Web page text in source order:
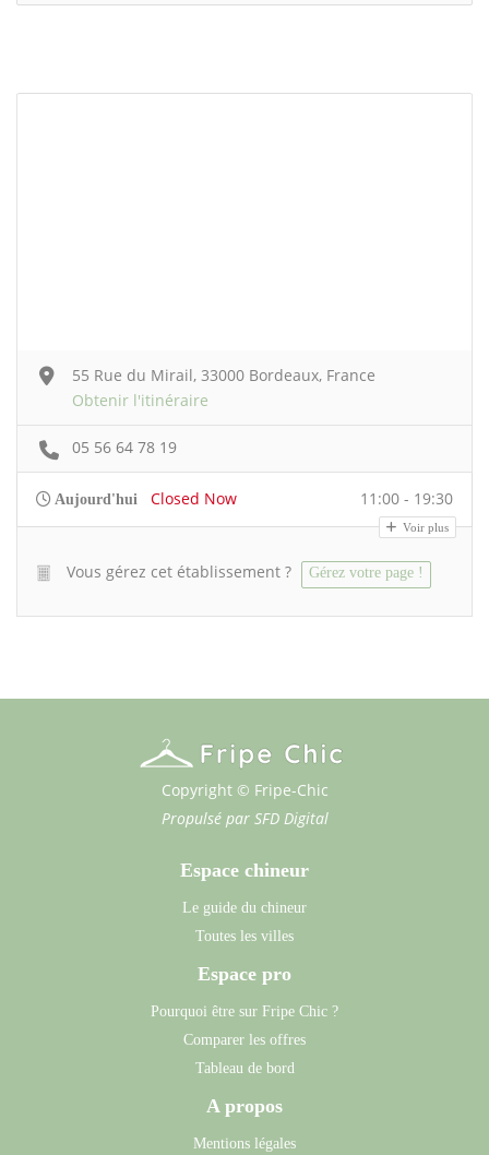
55 Rue du Mirail, 33000 Bordeaux, France
Obtenir l'itinéraire
05 56 64 78 19
Aujourd'hui Closed Now 11:00 - 19:30
Voir plus
Vous gérez cet établissement ? Gérez votre page !
Copyright © Fripe-Chic
Propulsé par SFD Digital
Espace chineur
Le guide du chineur
Toutes les villes
Espace pro
Pourquoi être sur Fripe Chic ?
Comparer les offres
Tableau de bord
A propos
Mentions légales